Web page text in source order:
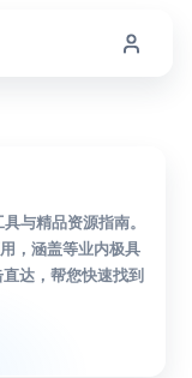
与精品资源指南。
，涵盖等业内极具
达，帮您快速找到